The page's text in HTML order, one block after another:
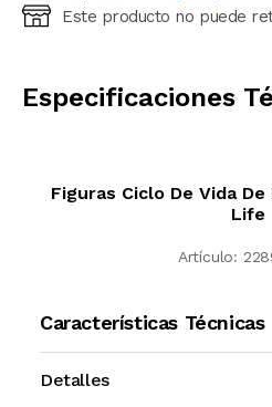
Ingresá código postal (sólo
Este producto no puede
Especificaciones
Figuras Ciclo De Vida De
Life
Artículo:
Características Técnicas
Detalles